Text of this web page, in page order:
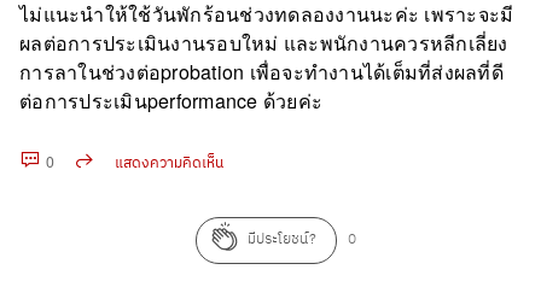
ไม่แนะนำให้ใช้วันพักร้อนช่วงทดลองงานนะค่ะ เพราะจะมี
ผลต่อการประเมินงานรอบใหม่ และพนักงานควรหลีกเลี่ยง
การลาในช่วงต่อprobation เพื่อจะทำงานได้เต็มที่ส่งผลที่ดี
ต่อการประเมินperformance ด้วยค่ะ
0 แสดงความคิดเห็น
มีประโยชน์? 0